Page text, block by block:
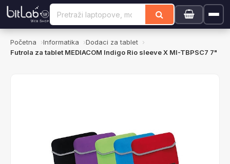
Početna Informatika
Dodaci za tablet
Futrola za tablet MEDIACOM Indigo Rio sleeve X MI-TBPSC7 7"